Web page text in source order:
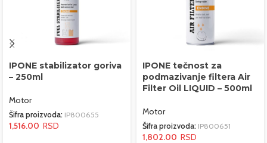
IPONE stabilizator goriva
– 250ml
Motor
Šifra proizvoda: IP800655
1,516.00
IPONE tečnost za
podmazivanje filtera Air
Filter Oil LIQUID – 500ml
Motor
Šifra proizvoda: IP800651
1,802.00